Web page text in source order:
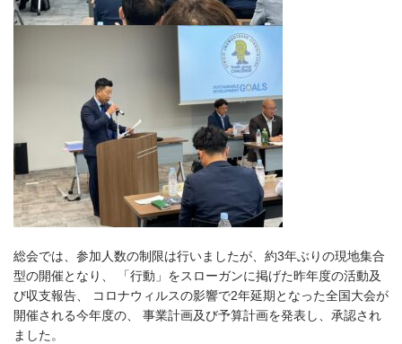
総会では、参加人数の制限は行いましたが、約3年ぶりの現地集合
型の開催となり、 「行動」をスローガンに掲げた昨年度の活動及
び収支報告、 コロナウィルスの影響で2年延期となった全国大会が
開催される今年度の、 事業計画及び予算計画を発表し、承認され
ました。